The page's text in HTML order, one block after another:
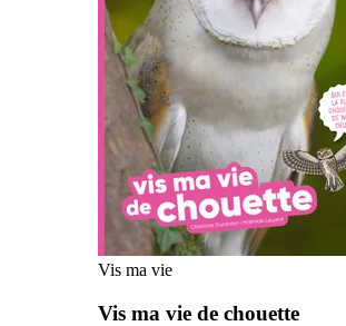
Vis ma vie
Vis ma vie de chouette